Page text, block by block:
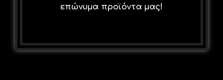
επώνυμα προϊόντα μας!